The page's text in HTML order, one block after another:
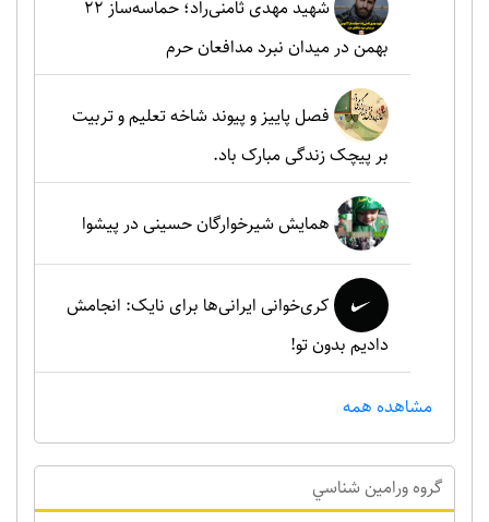
شهید مهدی ثامنی‌راد؛ حماسه‌ساز ۲۲
بهمن در میدان نبرد مدافعان حرم
فصل پاییز و پیوند شاخه تعلیم و تربیت
بر پیچک زندگی مبارک باد.
همایش شیرخوارگان حسینی در پیشوا
کری‌خوانی ایرانی‌ها برای نایک: انجامش
دادیم بدون تو!
مشاهده همه
گروه ورامين شناسي